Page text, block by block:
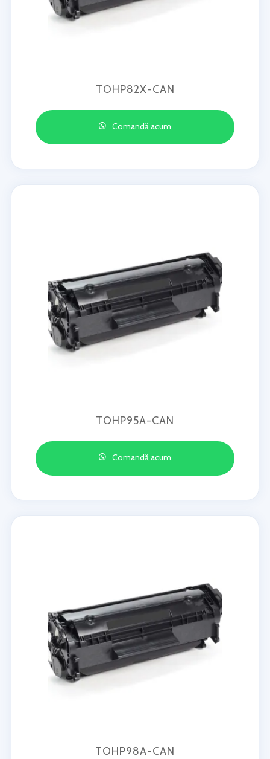
TOHP82X-CAN
Comandă acum
TOHP95A-CAN
Comandă acum
TOHP98A-CAN